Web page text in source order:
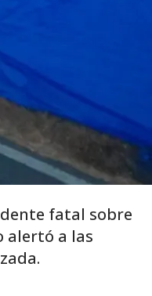
fatal sobre
alertó a las